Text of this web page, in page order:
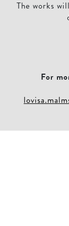
The works
For